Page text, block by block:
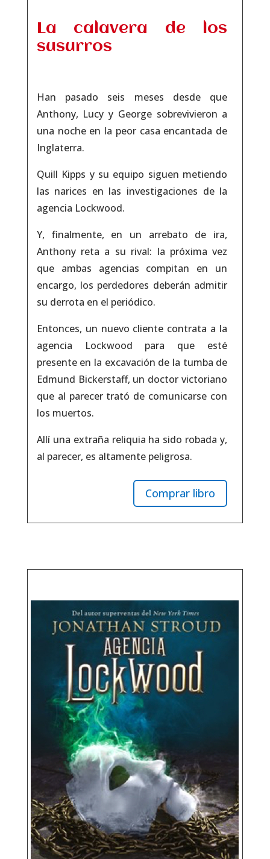
La calavera de los
susurros
Han pasado seis meses desde que
Anthony, Lucy y George sobrevivieron a
una noche en la peor casa encantada de
Inglaterra.
Quill Kipps y su equipo siguen metiendo
las narices en las investigaciones de la
agencia Lockwood.
Y, finalmente, en un arrebato de ira,
Anthony reta a su rival: la próxima vez
que ambas agencias compitan en un
encargo, los perdedores deberán admitir
su derrota en el periódico.
Entonces, un nuevo cliente contrata a la
agencia Lockwood para que esté
presente en la excavación de la tumba de
Edmund Bickerstaff, un doctor victoriano
que al parecer trató de comunicarse con
los muertos.
Allí una extraña reliquia ha sido robada y,
al parecer, es altamente peligrosa.
Comprar libro